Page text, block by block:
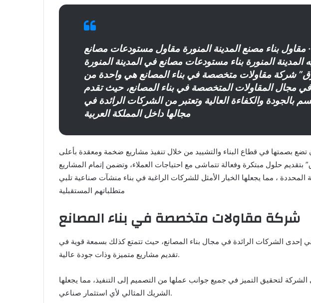
· مقاول بناء مصنع المدينة المنورة مقاول مستودعات مصانع
المنورة بناء مستودعات مصانع في المدينة المنورة
شركة مقاولات متخصصة في بناء المصانع هي واحدة من
في مجال المقاولات المتخصصة في بناء المصانع، حيث تقدم
بالجودة والكفاءة العالية وتعتبر من الشركات الرائدة في
مجالها داخل المملكة العربية
بصمتها في قطاع البناء والتشييد من خلال تنفيذ مشاريع ضخمة ومعقدة بأعلى
بتقديم حلول مبتكرة وفعالة تتماشى مع احتياجات العملاء، وتضمن إتمام المشاريع
، مما يجعلها الخيار الأمثل للشركات الراغبة في بناء منشآت صناعية تلبي
متطلباتهم المستقبلية
شركة مقاولات متخصصة في بناء المصانع
إحدى الشركات الرائدة في مجال بناء المصانع، حيث تتمتع كذلك بسمعة قوية في
تقديم مشاريع متميزة وذات جودة عالية.
الشركة لتحقيق التميز في جميع جوانب عملها من التصميم إلى التنفيذ، مما يجعلها
الشريك المثالي لأي استثمار صناعي.